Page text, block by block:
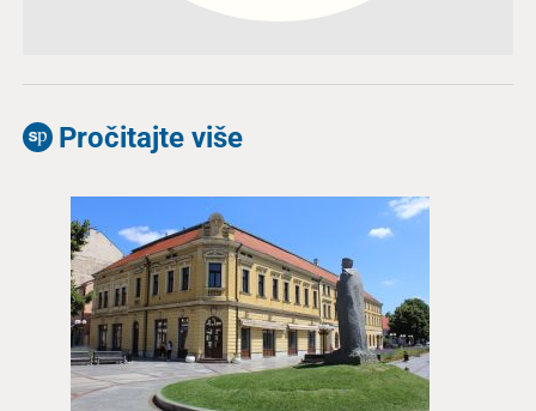
Pročitajte više